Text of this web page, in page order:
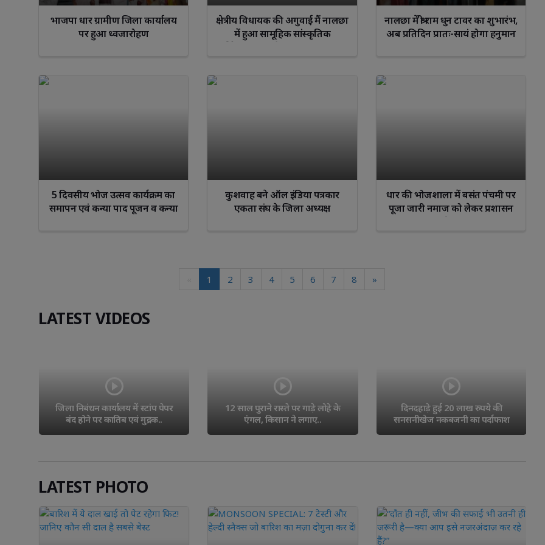
भाजपा धार ग्रामीण जिला कार्यालय
पर हुआ ध्वजारोहण
क्षेत्रीय विधायक की अगुवाई मैं नालछा
में हुआ सामूहिक सांस्कृतिक
नालछा में श्री राम धुन टावर का शुभारंभ,
अब प्रतिदिन प्रातः-सायं होगा हनुमान
5 दिवसीय भोज उत्सव कार्यक्रम का
समापन एवं कन्या पाद पूजन व कन्या
कुशवाह बने ऑल इंडिया पत्रकार
एकता संघ के जिला अध्यक्ष
धार की भोजशाला में बसंत पंचमी पर
पूजा जारी नमाज को लेकर प्रशासन
1 2 3 4 5 6 7 8 »
LATEST VIDEOS
12 साल पुराने रास्ते पर गाड़े लोहे के
एंगल, किसान ने लगाए..
दिनदहाड़े हुई 20 लाख रुपये की
सनसनीखेज नकबजनी का पर्दाफाश
खबर प्रसारित होने के बाद नगर
पंचायत हरकत में आई
LATEST PHOTO